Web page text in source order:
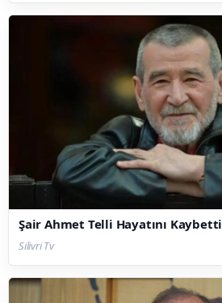
Şair Ahmet Telli Hayatını Kaybetti
Silivri Tv